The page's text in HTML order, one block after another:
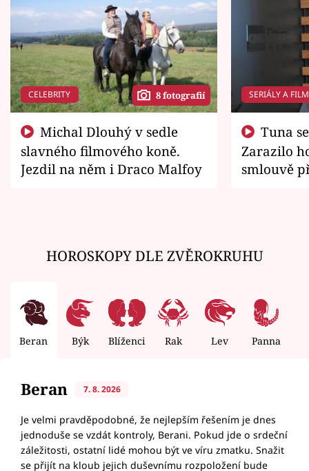
CELEBRITY 8 fotografií
slavného filmového koně.
Jezdil na něm i Draco Malfoy
SERIÁLY A
Zarazilo
smlouvě
HOROSKOPY DLE ZVĚROKRUHU
Beran Býk Blíženci Rak Lev Panna
Beran 7. 8. 2026
Je velmi pravděpodobné, že nejlepším řešením je dnes
jednoduše se vzdát kontroly, Berani. Pokud jde o srdeční
záležitosti, ostatní lidé mohou být ve víru zmatku. Snažit
se přijít na kloub jejich duševnímu rozpoložení bude